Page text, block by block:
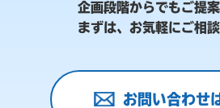
企画段階からでもご提案
まずは、お気軽にご相談
お問い合わせ